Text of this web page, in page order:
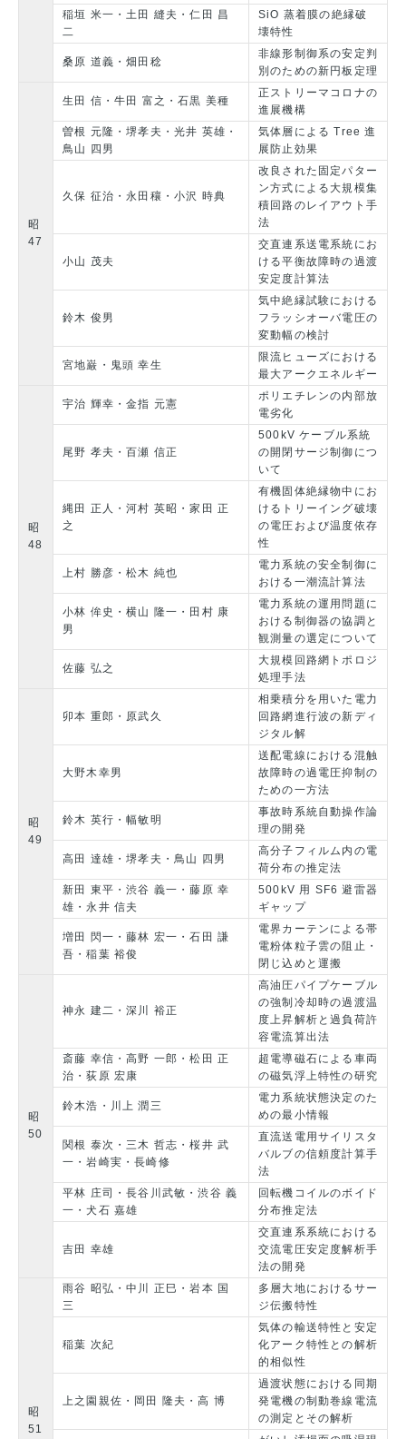
稲垣 米一・土田 縫夫・仁田 昌
二
SiO 蒸着膜の絶縁破
壊特性
桑原 道義・畑田稔
非線形制御系の安定判
別のための新円板定理
昭
47
生田 信・牛田 富之・石黒 美種
正ストリーマコロナの
進展機構
曽根 元隆・堺孝夫・光井 英雄・
鳥山 四男
気体層による Tree 進
展防止効果
久保 征治・永田穰・小沢 時典
改良された固定パター
ン方式による大規模集
積回路のレイアウト手
法
小山 茂夫
交直連系送電系統にお
ける平衡故障時の過渡
安定度計算法
鈴木 俊男
気中絶縁試験における
フラッシオーバ電圧の
変動幅の検討
宮地巌・鬼頭 幸生
限流ヒューズにおける
最大アークエネルギー
昭
48
宇治 輝幸・金指 元憲
ポリエチレンの内部放
電劣化
尾野 孝夫・百瀬 信正
500kV ケーブル系統
の開閉サージ制御につ
いて
縄田 正人・河村 英昭・家田 正
之
有機固体絶縁物中にお
けるトリーイング破壊
の電圧および温度依存
性
上村 勝彦・松木 純也
電力系統の安全制御に
おける一潮流計算法
小林 侔史・横山 隆一・田村 康
男
電力系統の運用問題に
おける制御器の協調と
観測量の選定について
佐藤 弘之
大規模回路網トポロジ
処理手法
昭
49
卯本 重郎・原武久
相乗積分を用いた電力
回路網進行波の新ディ
ジタル解
大野木幸男
送配電線における混触
故障時の過電圧抑制の
ための一方法
鈴木 英行・幅敏明
事故時系統自動操作論
理の開発
高田 達雄・堺孝夫・鳥山 四男
高分子フィルム内の電
荷分布の推定法
新田 東平・渋谷 義一・藤原 幸
雄・永井 信夫
500kV 用 SF6 避雷器
ギャップ
増田 閃一・藤林 宏一・石田 謙
吾・稲葉 裕俊
電界カーテンによる帯
電粉体粒子雲の阻止・
閉じ込めと運搬
昭
50
神永 建二・深川 裕正
高油圧パイプケーブル
の強制冷却時の過渡温
度上昇解析と過負荷許
容電流算出法
斎藤 幸信・高野 一郎・松田 正
治・荻原 宏康
超電導磁石による車両
の磁気浮上特性の研究
鈴木浩・川上 潤三
電力系統状態決定のた
めの最小情報
関根 泰次・三木 哲志・桜井 武
一・岩崎実・長崎修
直流送電用サイリスタ
バルブの信頼度計算手
法
平林 庄司・長谷川武敏・渋谷 義
一・犬石 嘉雄
回転機コイルのボイド
分布推定法
吉田 幸雄
交直連系系統における
交流電圧安定度解析手
法の開発
昭
51
雨谷 昭弘・中川 正巳・岩本 国
三
多層大地におけるサー
ジ伝搬特性
稲葉 次紀
気体の輸送特性と安定
化アーク特性との解析
的相似性
上之園親佐・岡田 隆夫・高 博
過渡状態における同期
発電機の制動巻線電流
の測定とその解析